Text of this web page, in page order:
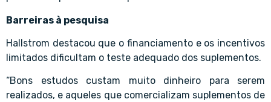
Barreiras à pesquisa
Hallstrom destacou que o financiamento e os incentivos
limitados dificultam o teste adequado dos suplementos.
“Bons estudos custam muito dinheiro para serem
realizados, e aqueles que comercializam suplementos de